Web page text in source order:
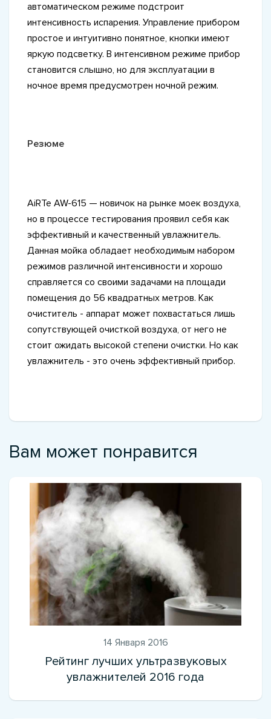
автоматическом режиме подстроит
интенсивность испарения. Управление прибором
простое и интуитивно понятное, кнопки имеют
яркую подсветку. В интенсивном режиме прибор
становится слышно, но для эксплуатации в
ночное время предусмотрен ночной режим.
Резюме
AiRTe AW-615 — новичок на рынке моек воздуха,
но в процессе тестирования проявил себя как
эффективный и качественный увлажнитель.
Данная мойка обладает необходимым набором
режимов различной интенсивности и хорошо
справляется со своими задачами на площади
помещения до 56 квадратных метров. Как
очиститель - аппарат может похвастаться лишь
сопутствующей очисткой воздуха, от него не
стоит ожидать высокой степени очистки. Но как
увлажнитель - это очень эффективный прибор.
Вам может понравится
14 Января 2016
Рейтинг лучших ультразвуковых
увлажнителей 2016 года